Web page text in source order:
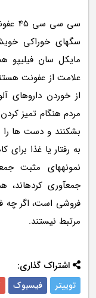
مایکل سان
علامت از عفونت
از خوردن داروهای
مردم هنگام تمیز
بشکنند و دست ها را
به رفتار یا غذا
نمونههای مثبت
فروشی است، اگر چه
مرتبط نیستند.
اشتراک گذاری:
توییتر فیسبوک